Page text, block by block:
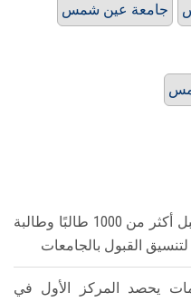
جامعة عين شمس
معامل التنسيق الإلكتروني تستقبل أكثر من 1000 طالبًا وطالبة
القبول بالجامعات
يحصد المركز الأول في